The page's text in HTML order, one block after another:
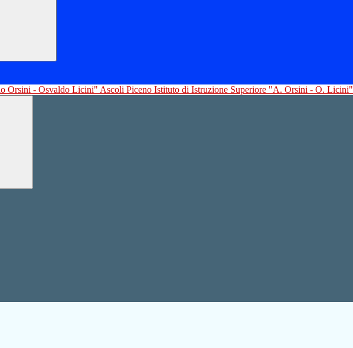
Istituto di Istruzione Superiore "A. Orsini - O. Licini"